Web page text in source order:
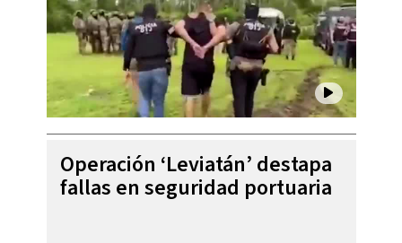
Operación ‘Leviatán’ destapa
fallas en seguridad portuaria